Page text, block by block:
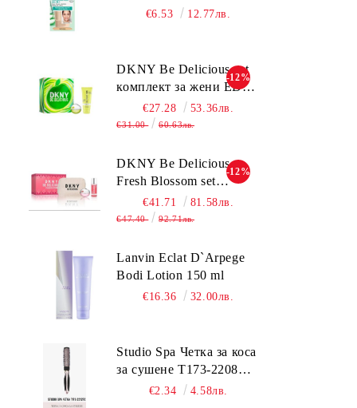
CLASSIC SPF15
среден нюанс за
комбинирана до мазна
€6.53 12.77лв.
DKNY Be Delicious set
комплект за жени EDP
30ml + BL 100ml
-12%
€27.28 53.36лв.
€31.00 60.63лв.
DKNY Be Delicious
Fresh Blossom set
комплект за жени
-12%
€41.71 81.58лв.
€47.40 92.71лв.
Lanvin Eclat D`Arpege
Bodi Lotion 150 ml
€16.36 32.00лв.
Studio Spa Четка за коса
за сушене Т173-2208TC
2.5 см.€2.34 4.58лв.